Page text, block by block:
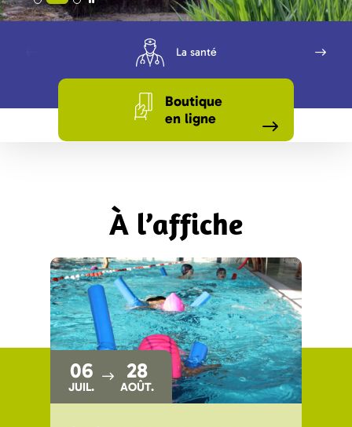
La santé
Boutique
en ligne
À l’affiche
06
JUIL.
28
AOÛT.